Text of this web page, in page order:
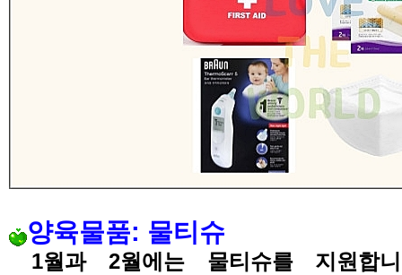
양육물품: 물티슈
1월과 2월에는 물티슈를 지원합